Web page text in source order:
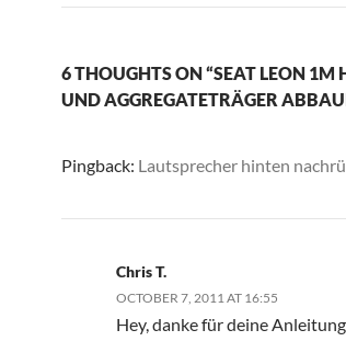
6 THOUGHTS ON “SEAT LEON 1M
UND AGGREGATETRÄGER
Pingback: Lautsprecher hinten
Chris T.
OCTOBER 7, 2011 AT 16:55
Hey, danke für deine